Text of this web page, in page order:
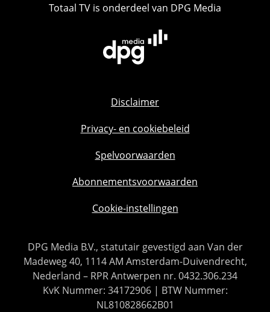
Totaal TV is onderdeel van DPG Media
Disclaimer
Privacy- en cookiebeleid
Spelvoorwaarden
Abonnementsvoorwaarden
Cookie-instellingen
DPG Media B.V., statutair gevestigd aan Van der
Madeweg 40, 1114 AM Amsterdam-Duivendrecht,
Nederland – RPR Antwerpen nr. 0432.306.234
KvK Nummer: 34172906 | BTW Nummer:
NL810828662B01